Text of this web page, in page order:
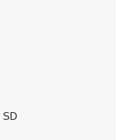
SD